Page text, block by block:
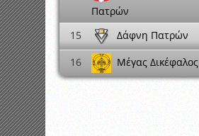
Πατρών
15 Δάφνη Πατρών
16
Μέγας Δικέφαλος